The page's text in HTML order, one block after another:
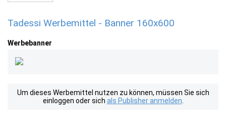
Tadessi Werbemittel - Banner 160x600
Werbebanner
Um dieses Werbemittel nutzen zu können, müssen Sie sich
einloggen oder sich als Publisher anmelden